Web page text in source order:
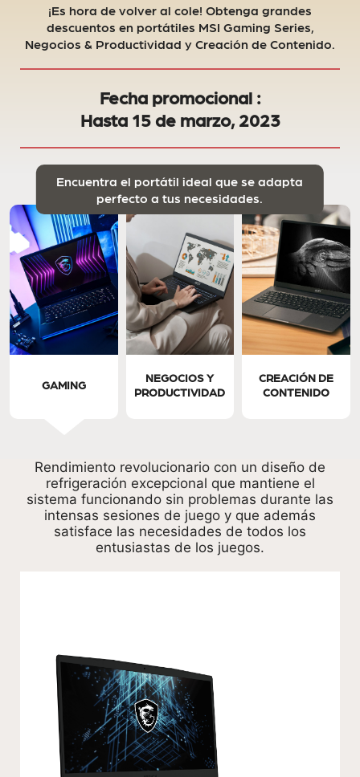
¡Es hora de volver al cole! Obtenga grandes
descuentos en portátiles MSI Gaming Series,
Negocios & Productividad y Creación de Contenido.
Fecha promocional :
Hasta 15 de marzo, 2023
Encuentra el portátil ideal que se adapta
perfecto a tus necesidades.
GAMING
NEGOCIOS Y
PRODUCTIVIDAD
CREACIÓN DE
CONTENIDO
Rendimiento revolucionario con un diseño de
refrigeración excepcional que mantiene el
sistema funcionando sin problemas durante las
intensas sesiones de juego y que además
satisface las necesidades de todos los
entusiastas de los juegos.